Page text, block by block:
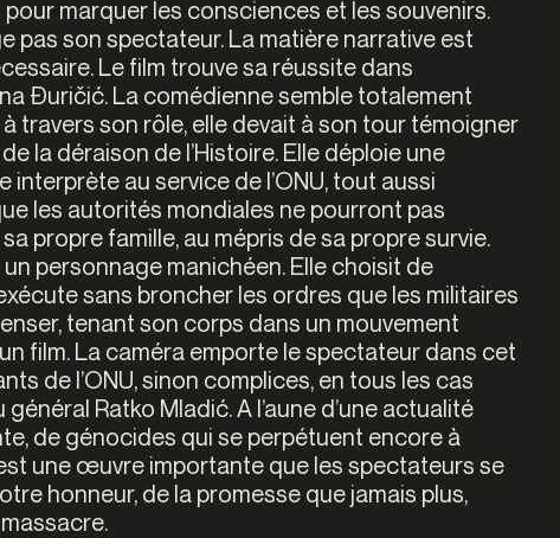
marquer les consciences et les souvenirs.
pas son spectateur. La matière narrative est
Le film trouve sa réussite dans
Đuričić. La comédienne semble totalement
travers son rôle, elle devait à son tour témoigner
la déraison de l’Histoire. Elle déploie une
au service de l’ONU, tout aussi
les autorités mondiales ne pourront pas
propre famille, au mépris de sa propre survie.
un personnage manichéen. Elle choisit de
sans broncher les ordres que les militaires
tenant son corps dans un mouvement
film. La caméra emporte le spectateur dans cet
de l’ONU, sinon complices, en tous les cas
Ratko Mladić.A l’aune d’une actualité
de génocides qui se perpétuent encore à
une œuvre importante que les spectateurs se
honneur, de la promesse que jamais plus,